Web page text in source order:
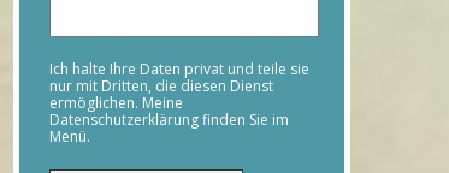
Ich halte Ihre Daten privat und teile sie
nur mit Dritten, die diesen Dienst
ermöglichen. Meine
Datenschutzerklärung finden Sie im
Menü.